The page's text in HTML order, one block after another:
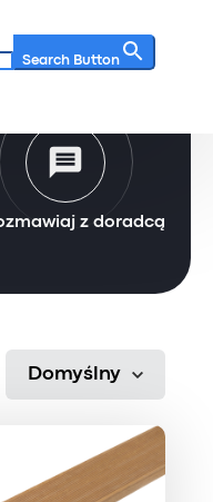
Search Button
z doradcą
Domyślny